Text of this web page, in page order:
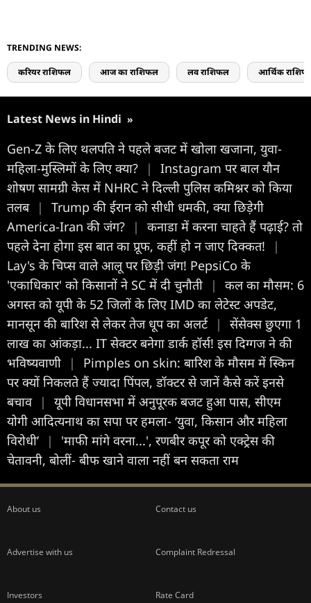
TRENDING NEWS:
करियर राशिफल आज का राशिफल लव राशिफल आर्थिक
Latest News in Hindi »
Gen-Z के लिए थलपति ने पहले बजट में खोला खजाना, युवा-
महिला-मुस्लिमों के लिए क्या?
|
Instagram पर बाल यौन
शोषण सामग्री केस में NHRC ने दिल्ली पुलिस कमिश्नर को किया
तलब |
Trump की ईरान को सीधी धमकी, क्या छिड़ेगी
America-Iran की जंग?
|
कनाडा में करना चाहते हैं पढ़ाई? तो
पहले देना होगा इस बात का प्रूफ, कहीं हो न जाए दिक्कत!
|
Lay's के चिप्स वाले आलू पर छिड़ी जंग! PepsiCo के
'एकाधिकार' को किसानों ने SC में दी चुनौती
|
कल का मौसम: 6
अगस्त को यूपी के 52 जिलों के लिए IMD का लेटेस्ट अपडेट,
मानसून की बारिश से लेकर तेज धूप का अलर्ट |
सेंसेक्स छुएगा 1
लाख का आंकड़ा... IT सेक्टर बनेगा डार्क हॉर्स! इस दिग्गज ने की
भविष्यवाणी
|
Pimples on skin: बारिश के मौसम में स्किन
पर क्यों निकलते हैं ज्यादा पिंपल, डॉक्टर से जानें कैसे करें इनसे
बचाव |
यूपी विधानसभा में अनुपूरक बजट हुआ पास, सीएम
योगी आदित्यनाथ का सपा पर हमला- ‘युवा, किसान और महिला
विरोधी’
|
'माफी मांगे वरना...', रणबीर कपूर को एक्ट्रेस की
चेतावनी, बोलीं- बीफ खाने वाला नहीं बन सकता राम
About us Contact us
Advertise with us Complaint Redressal
Investors Rate Card